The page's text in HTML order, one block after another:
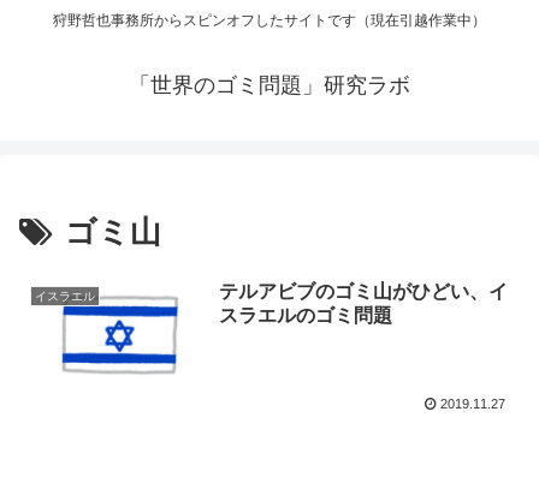
狩野哲也事務所からスピンオフしたサイトです（現在引越作業中）
「世界のゴミ問題」研究ラボ
ゴミ山
イスラエル
テルアビブのゴミ山がひどい、イ
スラエルのゴミ問題
2019.11.27